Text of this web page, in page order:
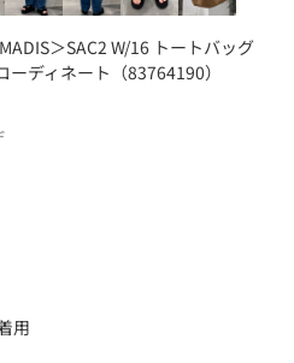
＞SAC2 W/16 トートバッグ
ディネート（83764190）
用